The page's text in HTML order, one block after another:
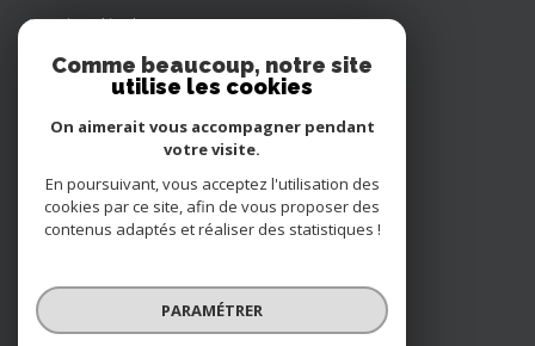
mentions légales
cookies
© 2026 | Tous droits réservés
Comme beaucoup, notre site
utilise les cookies
On aimerait vous accompagner pendant
votre visite.
En poursuivant, vous acceptez l'utilisation des
cookies par ce site, afin de vous proposer des
contenus adaptés et réaliser des statistiques !
PARAMÉTRER